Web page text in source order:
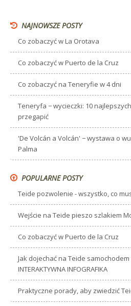
NAJNOWSZE POSTY
Co zobaczyć w La Orotava
Co zobaczyć w Puerto de la Cruz
Co zobaczyć na Teneryfie w 4 dni
Teneryfa − wycieczki: 10
przegapić
'De Volcán a Volcán' − wystawa o
Palma
POPULARNE POSTY
Teide pozwolenie - wszystko, co
Wejście na Teide pieszo szlakiem
Co zobaczyć w Puerto de la Cruz
Jak dojechać na Teide
INTERAKTYWNA INFOGRAFIKA
Praktyczne porady, aby zwiedzić